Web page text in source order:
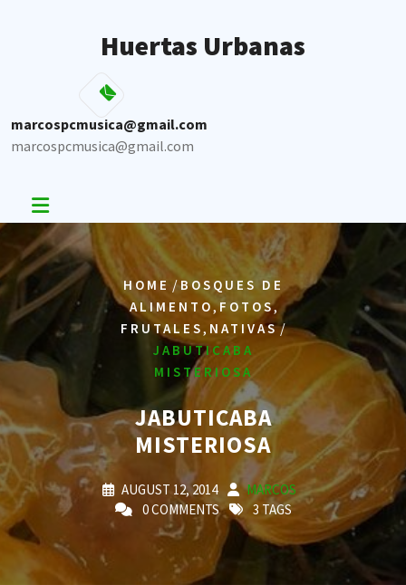
Huertas Urbanas
marcospcmusica@gmail.com
marcospcmusica@gmail.com
HOME /BOSQUES DE
ALIMENTO,FOTOS,
FRUTALES, NATIVAS/
JABUTICABA
MISTERIOSA
JABUTICABA
MISTERIOSA
AUGUST 12, 2014
MARCOS
0 COMMENTS
3 TAGS